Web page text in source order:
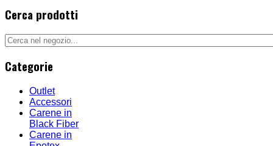
Cerca prodotti
Categorie
Outlet
Accessori
Carene in
Black Fiber
Carene in